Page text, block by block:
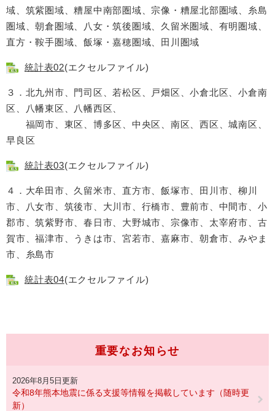
域、筑紫圏域、糟屋中南部圏域、宗像・糟屋北部圏域、糸島
圏域、朝倉圏域、八女・筑後圏域、久留米圏域、有明圏域、
直方・鞍手圏域、飯塚・嘉穂圏域、田川圏域
統計表02(エクセルファイル)
３．北九州市、門司区、若松区、戸畑区、小倉北区、小倉南
区、八幡東区、八幡西区、
福岡市、東区、博多区、中央区、南区、西区、城南区、
早良区
統計表03(エクセルファイル)
４．大牟田市、久留米市、直方市、飯塚市、田川市、柳川
市、八女市、筑後市、大川市、行橋市、豊前市、中間市、小
郡市、筑紫野市、春日市、大野城市、宗像市、太宰府市、古
賀市、福津市、うきは市、宮若市、嘉麻市、朝倉市、みやま
市、糸島市
統計表04(エクセルファイル)
重要なお知らせ
2026年8月5日更新
令和8年熊本地震に係る支援等情報を掲載しています（随時更
新）